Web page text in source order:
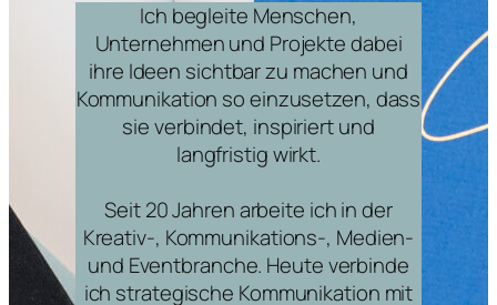
Ich begleite Menschen,
Unternehmen und Projekte dabei
ihre Ideen sichtbar zu machen und
Kommunikation so einzusetzen, dass
sie verbindet, inspiriert und
langfristig wirkt.
Seit 20 Jahren arbeite ich in der
Kreativ-, Kommunikations-, Medien-
und Eventbranche. Heute verbinde
ich strategische Kommunikation mit